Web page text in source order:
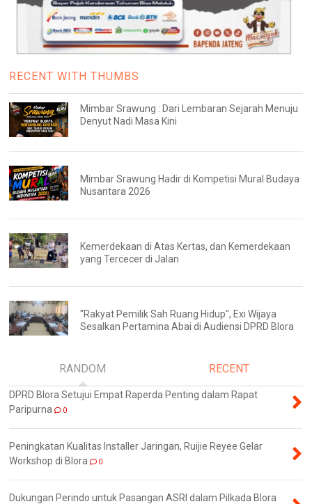
RECENT WITH THUMBS
Mimbar Srawung : Dari Lembaran Sejarah Menuju
Denyut Nadi Masa Kini
Mimbar Srawung Hadir di Kompetisi Mural Budaya
Nusantara 2026
Kemerdekaan di Atas Kertas, dan Kemerdekaan
yang Tercecer di Jalan
"Rakyat Pemilik Sah Ruang Hidup", Exi Wijaya
Sesalkan Pertamina Abai di Audiensi DPRD Blora
RANDOM RECENT
DPRD Blora Setujui Empat Raperda Penting dalam Rapat
Paripurna
0
Peningkatan Kualitas Installer Jaringan, Ruijie Reyee Gelar
Workshop di Blora
0
Dukungan Perindo untuk Pasangan ASRI dalam Pilkada Blora